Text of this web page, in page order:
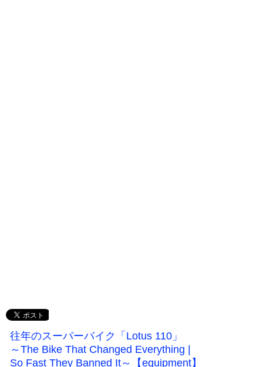
往年のスーパーバイク「Lotus 110」
～The Bike That Changed Everything |
So Fast They Banned It～【equipment】